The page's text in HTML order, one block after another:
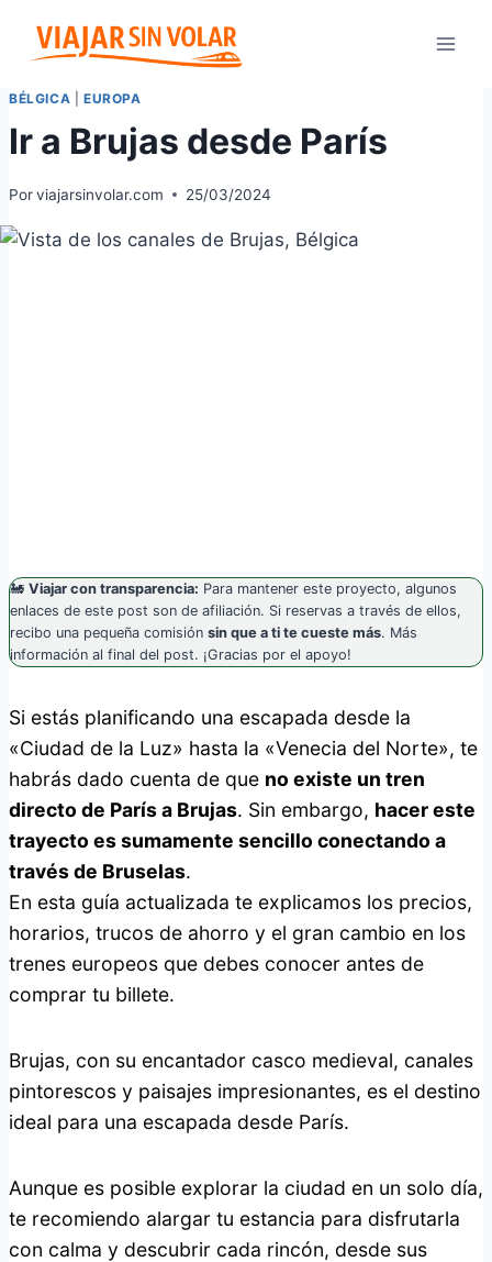
BÉLGICA EUROPA
Ir a Brujas desde París
Porviajarsinvolar.com 25/03/2024
🚂 Viajar con transparencia: Para mantener este proyecto, algunos
enlaces de este post son de afiliación. Si reservas a través de ellos,
recibo una pequeña comisión sin que a ti te cueste más. Más
información al final del post. ¡Gracias por el apoyo!
Si estás planificando una escapada desde la
«Ciudad de la Luz» hasta la «Venecia del Norte», te
habrás dado cuenta de que no existe un tren
directo de París a Brujas. Sin embargo, hacer este
trayecto es sumamente sencillo conectando a
través de Bruselas.
En esta guía actualizada te explicamos los precios,
horarios, trucos de ahorro y el gran cambio en los
trenes europeos que debes conocer antes de
comprar tu billete.
Brujas, con su encantador casco medieval, canales
pintorescos y paisajes impresionantes, es el destino
ideal para una escapada desde París.
Aunque es posible explorar la ciudad en un solo día,
te recomiendo alargar tu estancia para disfrutarla
con calma y descubrir cada rincón, desde sus